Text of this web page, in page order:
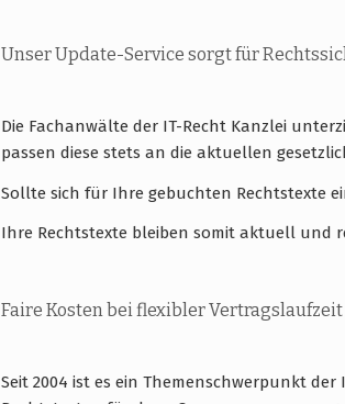
Unser Update-Service sorgt für
Die Fachanwälte der IT-Recht Kanzlei
passen diese stets an die aktuellen
Sollte sich für Ihre gebuchten Rechtstexte
Ihre Rechtstexte bleiben somit aktuell und
Faire Kosten bei flexibler Vertragslaufzeit
Seit 2004 ist es ein Themenschwerpunkt